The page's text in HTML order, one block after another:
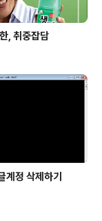
, 취중잡담
계정 삭제하기